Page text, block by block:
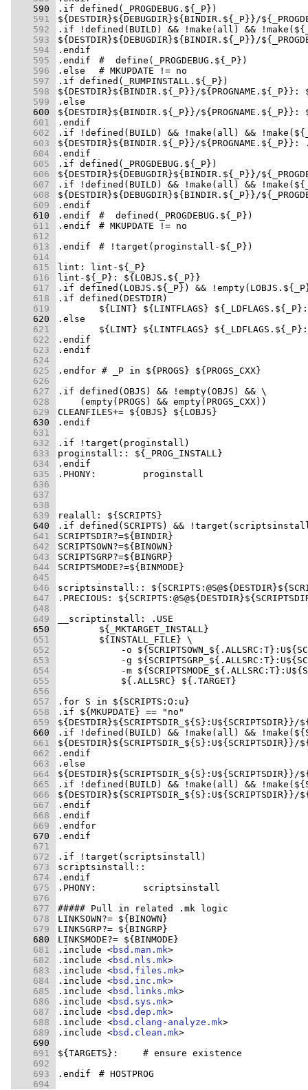
590
591
592
593
594
595
596
597
598
599
600
601
602
603
604
605
606
607
608
609
610
611
612
613
614
615
616
617
618
619
${LINT} ${LINTFLAGS}
620
621
${LINT} ${LINTFLAGS}
622
623
624
625
626
627
628
629
630
631
632
633
634
635
636
637
638
639
640
641
642
643
644
645
646
647
648
649
650
651
652
653
654
655
656
657
658
659
660
661
662
663
664
665
666
667
668
669
.endfor
670
671
672
673
674
675
676
677
678
679
680
681
.include <bsd.man.mk >
682
.include <bsd.nls.mk >
683
.include <bsd.files.mk >
684
.include <bsd.inc.mk >
685
.include <bsd.links.mk >
686
.include <bsd.sys.mk >
687
.include <bsd.dep.mk >
688
.include <bsd.clang-analyze.mk >
689
.include <bsd.clean.mk >
690
691
692
693
694